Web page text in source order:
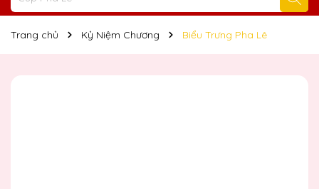
Trang chủ Kỷ Niệm Chương Biểu Trưng Pha Lê